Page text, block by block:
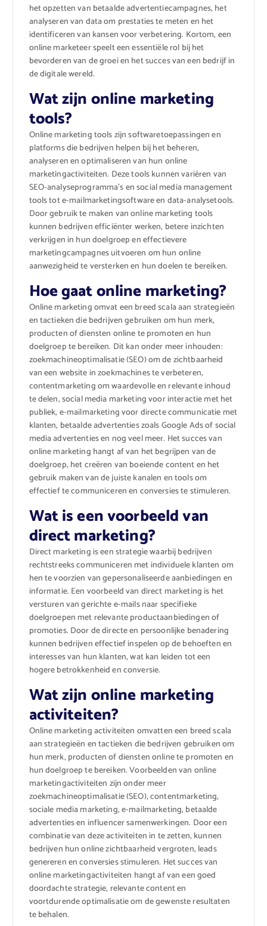
het opzetten van betaalde advertentiecampagnes, het
analyseren van data om prestaties te meten en het
identificeren van kansen voor verbetering. Kortom, een
online marketeer speelt een essentiële rol bij het
bevorderen van de groei en het succes van een bedrijf in
de digitale wereld.
Wat zijn online marketing
tools?
Online marketing tools zijn softwaretoepassingen en
platforms die bedrijven helpen bij het beheren,
analyseren en optimaliseren van hun online
marketingactiviteiten. Deze tools kunnen variëren van
SEO-analyseprogramma’s en social media management
tools tot e-mailmarketingsoftware en data-analysetools.
Door gebruik te maken van online marketing tools
kunnen bedrijven efficiënter werken, betere inzichten
verkrijgen in hun doelgroep en effectievere
marketingcampagnes uitvoeren om hun online
aanwezigheid te versterken en hun doelen te bereiken.
Hoe gaat online marketing?
Online marketing omvat een breed scala aan strategieën
en tactieken die bedrijven gebruiken om hun merk,
producten of diensten online te promoten en hun
doelgroep te bereiken. Dit kan onder meer inhouden:
zoekmachineoptimalisatie (SEO) om de zichtbaarheid
van een website in zoekmachines te verbeteren,
contentmarketing om waardevolle en relevante inhoud
te delen, social media marketing voor interactie met het
publiek, e-mailmarketing voor directe communicatie met
klanten, betaalde advertenties zoals Google Ads of social
media advertenties en nog veel meer. Het succes van
online marketing hangt af van het begrijpen van de
doelgroep, het creëren van boeiende content en het
gebruik maken van de juiste kanalen en tools om
effectief te communiceren en conversies te stimuleren.
Wat is een voorbeeld van
direct marketing?
Direct marketing is een strategie waarbij bedrijven
rechtstreeks communiceren met individuele klanten om
hen te voorzien van gepersonaliseerde aanbiedingen en
informatie. Een voorbeeld van direct marketing is het
versturen van gerichte e-mails naar specifieke
doelgroepen met relevante productaanbiedingen of
promoties. Door de directe en persoonlijke benadering
kunnen bedrijven effectief inspelen op de behoeften en
interesses van hun klanten, wat kan leiden tot een
hogere betrokkenheid en conversie.
Wat zijn online marketing
activiteiten?
Online marketing activiteiten omvatten een breed scala
aan strategieën en tactieken die bedrijven gebruiken om
hun merk, producten of diensten online te promoten en
hun doelgroep te bereiken. Voorbeelden van online
marketingactiviteiten zijn onder meer
zoekmachineoptimalisatie (SEO), contentmarketing,
sociale media marketing, e-mailmarketing, betaalde
advertenties en influencer samenwerkingen. Door een
combinatie van deze activiteiten in te zetten, kunnen
bedrijven hun online zichtbaarheid vergroten, leads
genereren en conversies stimuleren. Het succes van
online marketingactiviteiten hangt af van een goed
doordachte strategie, relevante content en
voortdurende optimalisatie om de gewenste resultaten
te behalen.